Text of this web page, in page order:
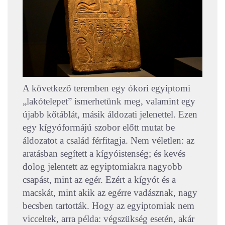
A következő teremben egy ókori egyiptomi
„lakótelepet” ismerhetünk meg, valamint egy
újabb kőtáblát, másik áldozati jelenettel. Ezen
egy kígyóformájú szobor előtt mutat be
áldozatot a család férfitagja. Nem véletlen: az
aratásban segített a kígyóistenség; és kevés
dolog jelentett az egyiptomiakra nagyobb
csapást, mint az egér. Ezért a kígyót és a
macskát, mint akik az egérre vadásznak, nagy
becsben tartották. Hogy az egyiptomiak nem
vicceltek, arra példa: végszükség esetén, akár